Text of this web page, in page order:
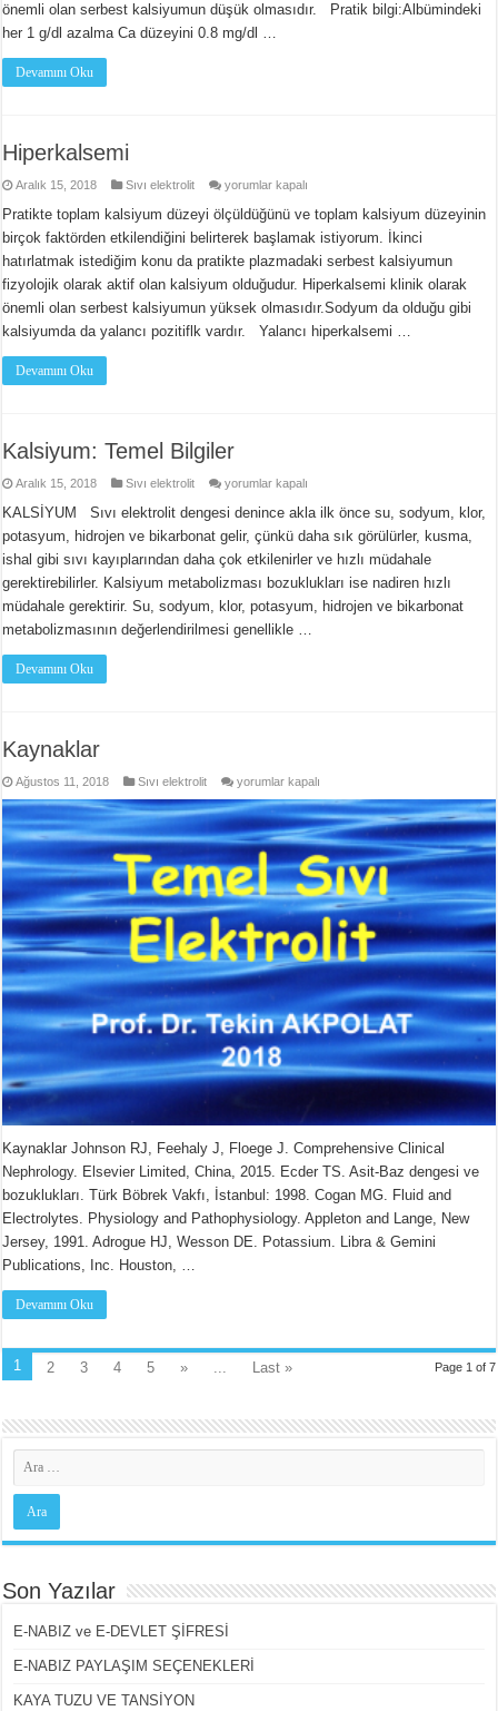
önemli olan serbest kalsiyumun düşük olmasıdır. Pratik bilgi:Albümindeki
her 1 g/dl azalma Ca düzeyini 0.8 mg/dl …
Devamını Oku
Hiperkalsemi
Aralık 15, 2018 Sıvı elektrolit
Hiperkalsemi
yorumlar kapalı
Pratikte toplam kalsiyum düzeyi ölçüldüğünü ve toplam kalsiyum düzeyinin
birçok faktörden etkilendiğini belirterek başlamak istiyorum. İkinci
hatırlatmak istediğim konu da pratikte plazmadaki serbest kalsiyumun
fizyolojik olarak aktif olan kalsiyum olduğudur. Hiperkalsemi klinik olarak
önemli olan serbest kalsiyumun yüksek olmasıdır.Sodyum da olduğu gibi
kalsiyumda da yalancı pozitiflk vardır. Yalancı hiperkalsemi …
Devamını Oku
Kalsiyum: Temel Bilgiler
Aralık 15, 2018 Sıvı elektrolit
Kalsiyum:
Bilgiler
için
yorumlar kapalı
KALSİYUM Sıvı elektrolit dengesi denince akla ilk önce su, sodyum, klor,
potasyum, hidrojen ve bikarbonat gelir, çünkü daha sık görülürler, kusma,
ishal gibi sıvı kayıplarından daha çok etkilenirler ve hızlı müdahale
gerektirebilirler. Kalsiyum metabolizması bozuklukları ise nadiren hızlı
müdahale gerektirir. Su, sodyum, klor, potasyum, hidrojen ve bikarbonat
metabolizmasının değerlendirilmesi genellikle …
Devamını Oku
Kaynaklar
Ağustos 11, 2018 Sıvı elektrolit
Kaynaklar
yorumlar kapalı
Kaynaklar Johnson RJ, Feehaly J, Floege J. Comprehensive Clinical
Nephrology. Elsevier Limited, China, 2015. Ecder TS. Asit-Baz dengesi ve
bozuklukları. Türk Böbrek Vakfı, İstanbul: 1998. Cogan MG. Fluid and
Electrolytes. Physiology and Pathophysiology. Appleton and Lange, New
Jersey, 1991. Adrogue HJ, Wesson DE. Potassium. Libra & Gemini
Publications, Inc. Houston, …
Devamını Oku
Page 1 of 7
1 2 3 4 5 » ... Last »
Son Yazılar
E-NABIZ ve E-DEVLET ŞİFRESİ
E-NABIZ PAYLAŞIM SEÇENEKLERİ
KAYA TUZU VE TANSİYON